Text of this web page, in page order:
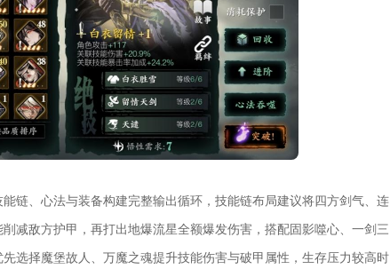
链、心法与装备构建完整输出循环，技能链布局建议将四方剑气、连
减敌方护甲，再打出地爆流星全额爆发伤害，搭配固影噬心、一剑三
选择魔堡故人、万魔之魂提升技能伤害与破甲属性，生存压力较高时